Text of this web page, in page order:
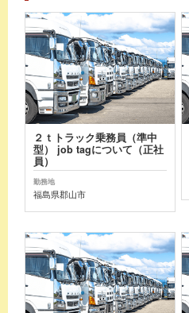
２ｔトラック乗務員（準中
型） job tagについて（正社
員）
勤務地
福島県郡山市